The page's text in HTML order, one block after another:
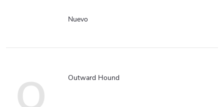
Nuevo
Outward Hound